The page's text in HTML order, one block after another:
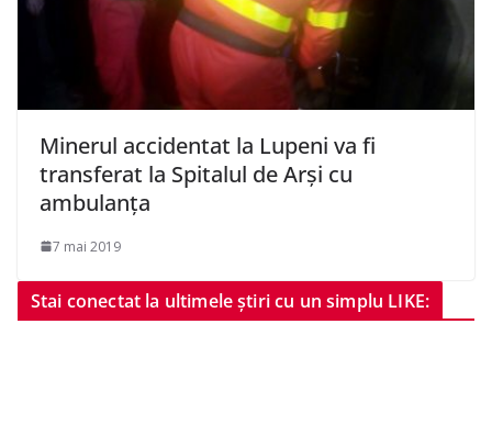
Minerul accidentat la Lupeni va fi
transferat la Spitalul de Arși cu
ambulanța
7 mai 2019
Stai conectat la ultimele știri cu un simplu LIKE: